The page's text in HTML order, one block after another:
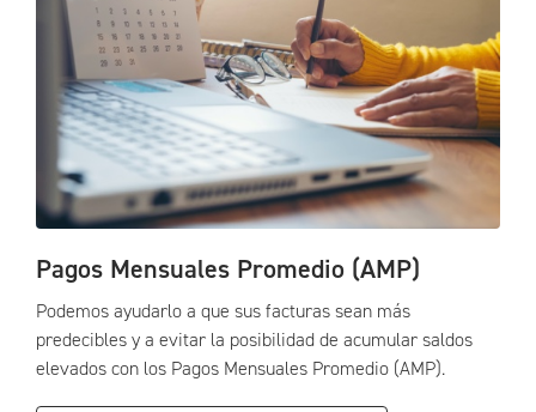
Pagos Mensuales Promedio (AMP)
Podemos ayudarlo a que sus facturas sean más
predecibles y a evitar la posibilidad de acumular saldos
elevados con los Pagos Mensuales Promedio (AMP).